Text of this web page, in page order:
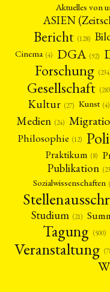
Aktuelles von
ASIEN
Bericht (128)
Cinema (4) DGA (92)
Forschung
Gesellschaft
Kultur (27) Kunst (4)
Medien (24)
Philosophie (12)
Praktikum (8)
Publikation
Sozialwissenschaften
Studium (21)
Tagung (500)
Veranstaltung